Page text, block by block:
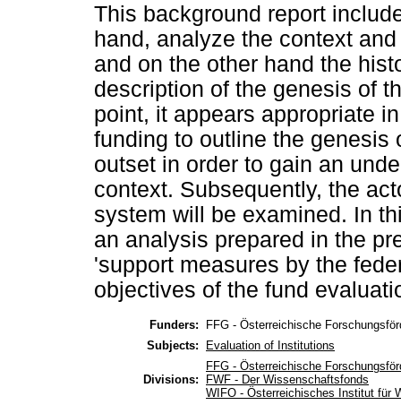
This background report
hand, analyze the context
and on the other hand the
description of the genesis of
point, it appears appropriate
funding to outline the genesis
outset in order to gain an
context. Subsequently, the
system will be examined. In
an analysis prepared in the
'support measures by the
objectives of the fund
Funders:
FFG - Österreichische
Subjects:
Evaluation of Institutions
Divisions:
FFG - Österreichische
FWF - Der Wissenschaftsfonds
WIFO - Österreichisches Institut für